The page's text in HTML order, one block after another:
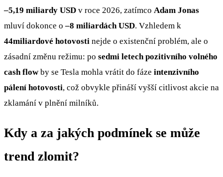
–5,19 miliardy USD v roce 2026, zatímco Adam Jonas
mluví dokonce o–8 miliardách USD. Vzhledem k
44miliardové hotovosti nejde o existenční problém, ale o
zásadní změnu režimu: po sedmi letech pozitivního volného
cash flowby se Tesla mohla vrátit do fáze intenzivního
pálení hotovosti, což obvykle přináší vyšší citlivost akcie na
zklamání v plnění milníků.
Kdy a za jakých podmínek se může
trend zlomit?